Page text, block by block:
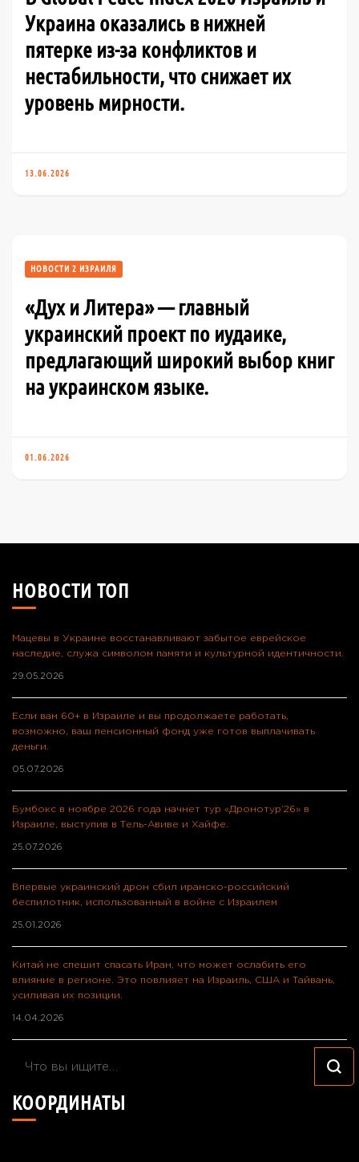
Украина оказались в нижней
пятерке из-за конфликтов и
нестабильности, что снижает их
уровень мирности.
13.06.2026
НОВОСТИ 2 ИЗРАИЛЯ
«Дух и Литера» — главный
украинский проект по иудаике,
предлагающий широкий выбор книг
на украинском языке.
01.06.2026
НОВОСТИ ТОП
Мацевы в Украине восстанавливают забытое еврейское
наследие, служа символом памяти и культурной идентичности.
29.05.2026
Если вам 60+ в Израиле и вы продолжаете работать,
возможно, ваш пенсионный фонд уже готов выплачивать
деньги.
05.07.2026
Бумбокс в ноябре 2026 года начнет тур «Дронотур’26» в
Израиле, выступив в Тель-Авиве и Хайфе.
25.07.2026
Впервые украинский дрон сбил иранско-российский
беспилотник, использованный в войне с Израилем
25.01.2026
Китай не спешит спасать Иран, что может ослабить его
влияние в регионе. Это повлияет на Израиль, США и Тайвань,
усиливая их позиции.
14.04.2026
Ищите
то?
КООРДИНАТЫ